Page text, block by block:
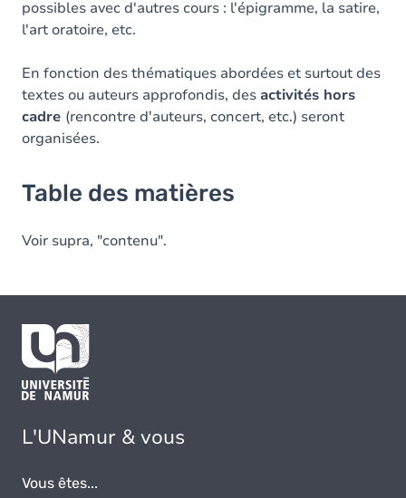
possibles avec d'autres cours : l'épigramme, la satire,
l'art oratoire, etc.
En fonction des thématiques abordées et surtout des
textes ou auteurs approfondis, desactivités hors
cadre (rencontre d'auteurs, concert, etc.) seront
organisées.
Table des matières
Voir supra, "contenu".
L'UNamur & vous
Vous êtes...